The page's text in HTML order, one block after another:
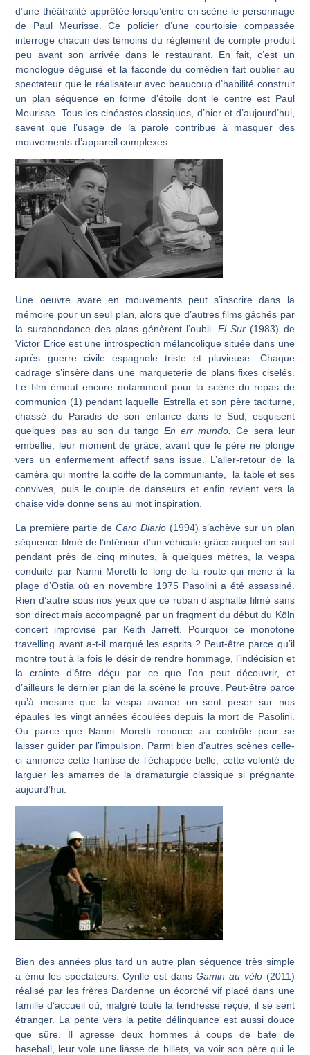
d’une théâtralité apprêtée lorsqu’entre en scène le personnage
de Paul Meurisse. Ce policier d’une courtoisie compassée
interroge chacun des témoins du règlement de compte produit
peu avant son arrivée dans le restaurant. En fait, c’est un
monologue déguisé et la faconde du comédien fait oublier au
spectateur que le réalisateur avec beaucoup d’habilité construit
un plan séquence en forme d’étoile dont le centre est Paul
Meurisse. Tous les cinéastes classiques, d’hier et d’aujourd’hui,
savent que l’usage de la parole contribue à masquer des
mouvements d’appareil complexes.
Une oeuvre avare en mouvements peut s’inscrire dans la
mémoire pour un seul plan, alors que d’autres films gâchés par
la surabondance des plans génèrent l’oubli.El Sur (1983) de
Victor Erice est une introspection mélancolique située dans une
après guerre civile espagnole triste et pluvieuse. Chaque
cadrage s’insère dans une marqueterie de plans fixes ciselés.
Le film émeut encore notamment pour la scène du repas de
communion (1) pendant laquelle Estrella et son père taciturne,
chassé du Paradis de son enfance dans le Sud, esquisent
quelques pas au son du tangoEn err mundo.Ce sera leur
embellie, leur moment de grâce, avant que le père ne plonge
vers un enfermement affectif sans issue. L’aller-retour de la
caméra qui montre la coiffe de la communiante, la table et ses
convives, puis le couple de danseurs et enfin revient vers la
chaise vide donne sens au mot inspiration.
La première partie deCaro Diario (1994) s’achève sur un plan
séquence filmé de l’intérieur d’un véhicule grâce auquel on suit
pendant près de cinq minutes, à quelques mètres, la vespa
conduite par Nanni Moretti le long de la route qui mène à la
plage d’Ostia où en novembre 1975 Pasolini a été assassiné.
Rien d’autre sous nos yeux que ce ruban d’asphalte filmé sans
son direct mais accompagné par un fragment du début du Köln
concert improvisé par Keith Jarrett. Pourquoi ce monotone
travelling avant a-t-il marqué les esprits ? Peut-être parce qu’il
montre tout à la fois le désir de rendre hommage, l’indécision et
la crainte d’être déçu par ce que l’on peut découvrir, et
d’ailleurs le dernier plan de la scène le prouve. Peut-être parce
qu’à mesure que la vespa avance on sent peser sur nos
épaules les vingt années écoulées depuis la mort de Pasolini.
Ou parce que Nanni Moretti renonce au contrôle pour se
laisser guider par l’impulsion. Parmi bien d’autres scènes celle-
ci annonce cette hantise de l’échappée belle, cette volonté de
larguer les amarres de la dramaturgie classique si prégnante
aujourd’hui.
Bien des années plus tard un autre plan séquence très simple
a ému les spectateurs. Cyrille est dansGamin au vélo (2011)
réalisé par les frères Dardenne un écorché vif placé dans une
famille d’accueil où, malgré toute la tendresse reçue, il se sent
étranger. La pente vers la petite délinquance est aussi douce
que sûre. Il agresse deux hommes à coups de bate de
baseball, leur vole une liasse de billets, va voir son père qui le